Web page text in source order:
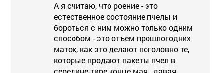
А я считаю, что роение - это
естественное состояние пчелы и
бороться с ним можно только одним
способом - это отъем прошлогодних
маток, как это делают поголовно те,
которые продают пакеты пчел в
середине-тире конце мая.. давая